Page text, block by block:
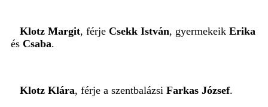
Klotz Margit, férje Csekk István, gyermekeik Erika
és Csaba.
Klotz Klára, férje a szentbalázsi Farkas József.